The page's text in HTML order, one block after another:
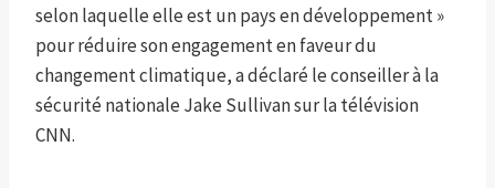
selon laquelle elle est un pays en développement »
pour réduire son engagement en faveur du
changement climatique, a déclaré le conseiller à la
sécurité nationale Jake Sullivan sur la télévision
CNN.